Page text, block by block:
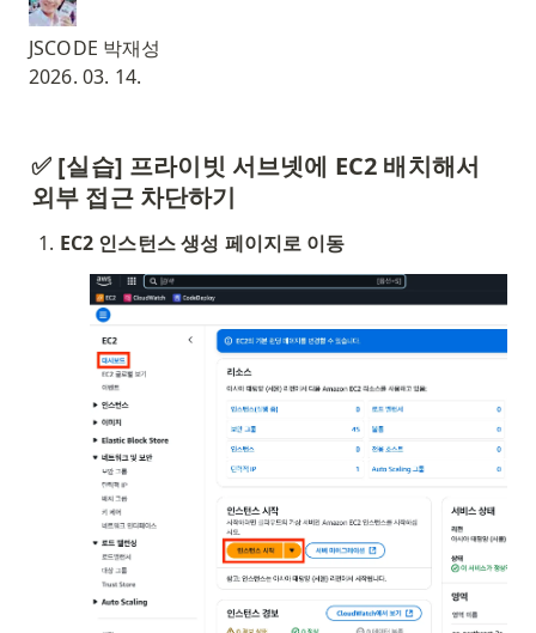
JSCODE 박재성
2026. 03. 14.
✅ [실습] 프라이빗 서브넷에 EC2 배치해서
외부 접근 차단하기
EC2 인스턴스 생성 페이지로 이동